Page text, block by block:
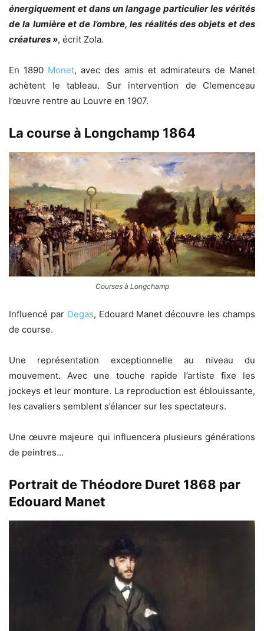
énergiquement et dans un langage particulier les vérités
de la lumière et de l’ombre, les réalités des objets et des
créatures », écrit Zola.
En 1890 Monet, avec des amis et admirateurs de Manet
achètent le tableau. Sur intervention de Clemenceau
l’œuvre rentre au Louvre en 1907.
La course à Longchamp 1864
Courses à Longchamp
Influencé par Degas, Edouard Manet découvre les champs
de course.
Une représentation exceptionnelle au niveau du
mouvement. Avec une touche rapide l’artiste fixe les
jockeys et leur monture. La reproduction est éblouissante,
les cavaliers semblent s’élancer sur les spectateurs.
Une œuvre majeure qui influencera plusieurs générations
de peintres…
Portrait de Théodore Duret 1868 par
Edouard Manet